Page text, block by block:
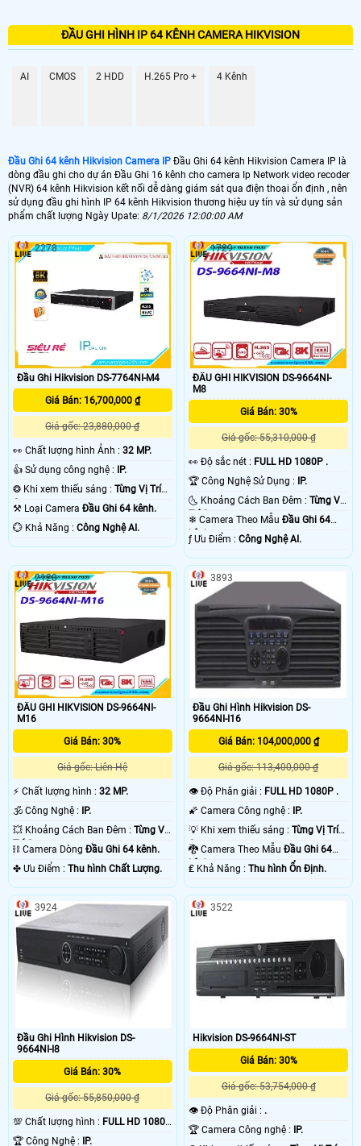
'
ĐẦU GHI HÌNH IP 64 KÊNH CAMERA HIKVISION
AI CMOS 2 HDD H.265 Pro + 4 Kênh
Đầu Ghi 64 kênh Hikvision Camera IP Đầu Ghi 64 kênh Hikvision Camera IP là
dòng đầu ghi cho dự án Đầu Ghi 16 kênh cho camera Ip Network video recoder
(NVR) 64 kênh Hikvision kết nối dễ dàng giám sát qua điện thoại ổn định , nên
sử dụng đầu ghi hình IP 64 kênh Hikvision thương hiệu uy tín và sử dụng sản
phẩm chất lượng Ngày Upate: 8/1/2026 12:00:00 AM
Đầu Ghi Hikvision DS-7764NI-M4
Giá Bán: 16,700,000 ₫
Giá gốc: 23,880,000 ₫
️👀 Chất lượng hình Ảnh : 32 MP.
👍 Sử dụng công nghệ :
IP.
❂ Khi xem thiếu sáng : Từng Vị Trí
Camera .
⚒ Loại Camera Đầu Ghi 64 kênh.
️💮 Khả Năng : Công Nghệ AI.
2278
ĐẦU GHI HIKVISION DS-9664NI-
M8
Giá Bán: 30%
Giá gốc: 55,310,000 ₫
️👀 Độ sắc nét : FULL HD 1080P .
🏆 Công Nghệ Sử Dụng :
IP.
🌜 Khoảng Cách Ban Đêm :Từng Vị
Trí Camera .
❄ Camera Theo MẫuĐầu Ghi 64
kênh.
️ƒ Ưu Điểm :Công Nghệ AI.
1729
ĐẦU GHI HIKVISION DS-9664NI-
M16
Giá Bán: 30%
Giá gốc: Liên Hệ
️⚡ Chất lượng hình : 32 MP.
🕉️ Công Nghệ :
IP.
💥 Khoảng Cách Ban Đêm : Từng Vị
Trí Camera .
⛓ Camera Dòng Đầu Ghi 64 kênh.
️✤ Ưu Điểm : Thu hình Chất Lượng.
2128
Đầu Ghi Hình Hikvision DS-
9664NI-I16
Giá Bán: 104,000,000 ₫
Giá gốc: 113,400,000 ₫
👁 Độ Phân giải : FULL HD 1080P .
🌠 Camera Công nghệ :
IP.
💡 Khi xem thiếu sáng :Từng Vị Trí
Camera .
🐉️ Camera Theo MẫuĐầu Ghi 64
kênh.
️₤ Khả Năng :Thu hình Ổn Định.
3893
Đầu Ghi Hình Hikvision DS-
9664NI-I8
Giá Bán: 30%
Giá gốc: 55,850,000 ₫
💯 Chất lượng hình : FULL HD 1080P
.
🏆 Công Nghệ : IP.
3924
Hikvision DS-9664NI-ST
Giá Bán: 30%
Giá gốc: 53,754,000 ₫
👁 Độ Phân giải : .
🏆 Camera Công nghệ : IP.
3522